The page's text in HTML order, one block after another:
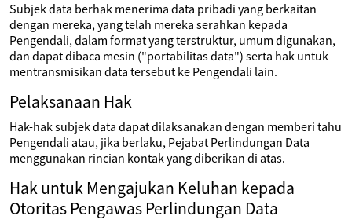
Subjek data berhak menerima data pribadi yang berkaitan
dengan mereka, yang telah mereka serahkan kepada
Pengendali, dalam format yang terstruktur, umum digunakan,
dan dapat dibaca mesin ("portabilitas data") serta hak untuk
mentransmisikan data tersebut ke Pengendali lain.
Pelaksanaan Hak
Hak-hak subjek data dapat dilaksanakan dengan memberi tahu
Pengendali atau, jika berlaku, Pejabat Perlindungan Data
menggunakan rincian kontak yang diberikan di atas.
Hak untuk Mengajukan Keluhan kepada
Otoritas Pengawas Perlindungan Data